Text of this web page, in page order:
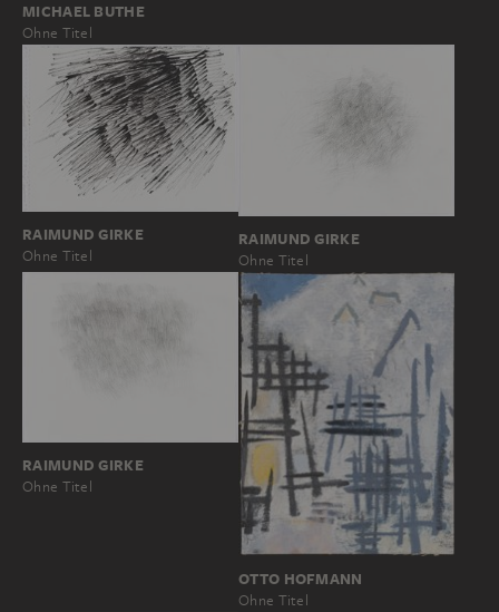
MICHAEL BUTHE
Ohne Titel
RAIMUND GIRKE
Ohne Titel
RAIMUND GIRKE
Ohne Titel
RAIMUND GIRKE
Ohne Titel
OTTO HOFMANN
Ohne Titel